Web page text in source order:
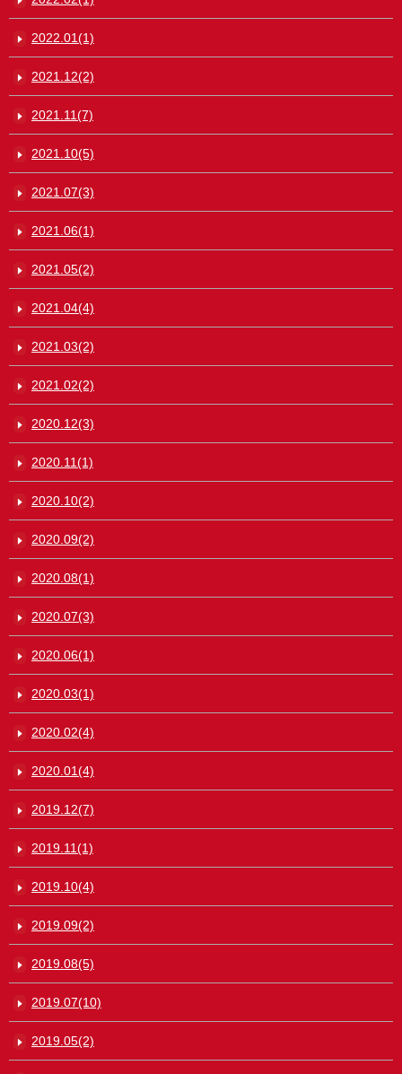
2022.01(1)
2021.12(2)
2021.11(7)
2021.10(5)
2021.07(3)
2021.06(1)
2021.05(2)
2021.04(4)
2021.03(2)
2021.02(2)
2020.12(3)
2020.11(1)
2020.10(2)
2020.09(2)
2020.08(1)
2020.07(3)
2020.06(1)
2020.03(1)
2020.02(4)
2020.01(4)
2019.12(7)
2019.11(1)
2019.10(4)
2019.09(2)
2019.08(5)
2019.07(10)
2019.05(2)